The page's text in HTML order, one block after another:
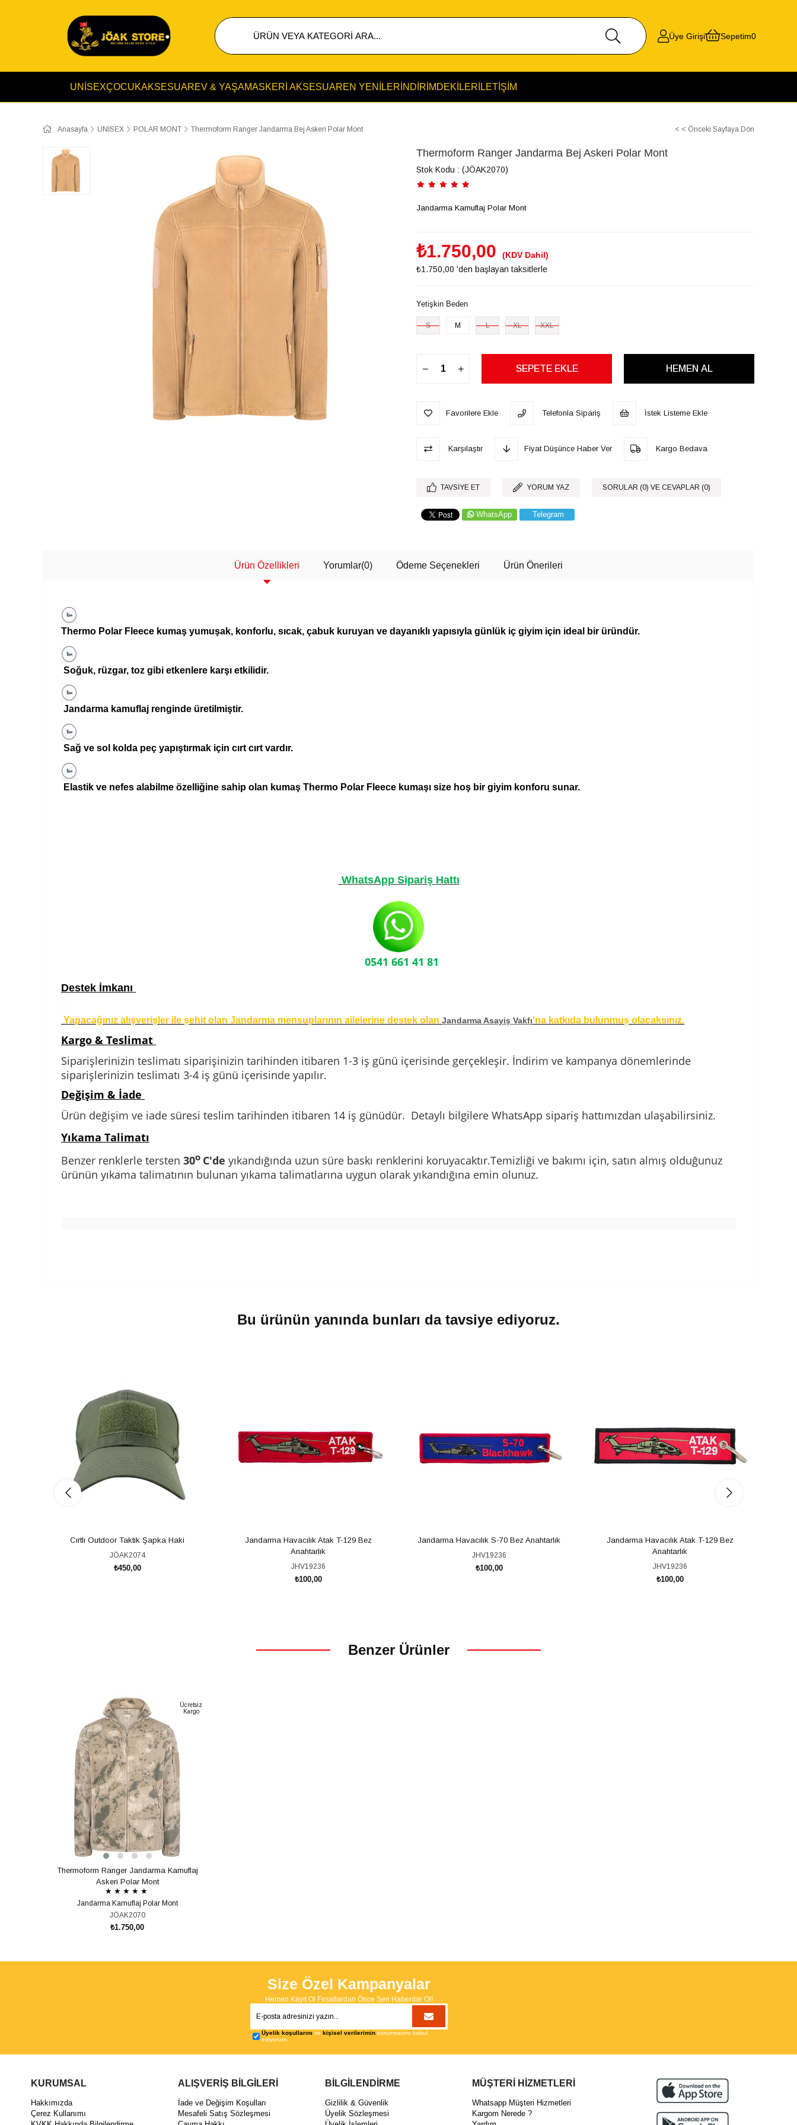
Üye Girişi Sepetim0
UNİSEXÇOCUKAKSESUAREV & YAŞAMASKERİ AKSESUAREN YENİLER İNDİRİMDEKİLER İLETİŞİM
Anasayfa UNİSEX POLAR MONT Thermoform Ranger Jandarma Bej Askeri Polar Mont < < Önceki Sayfaya Dön
Thermoform Ranger Jandarma Bej Askeri Polar Mont
Stok Kodu (JÖAK2070)
Jandarma Kamuflaj Polar Mont
₺1.750,00
(KDV Dahil)
₺1.750,00 'den başlayan taksitlerle
Yetişkin Beden
S M L XL XXL
Favorilere Ekle Telefonla Sipariş İstek Listeme Ekle
Karşılaştır Fiyat Düşünce Haber Ver Kargo Bedava
TAVSIYE ET YORUM YAZ SORULAR (0) VE CEVAPLAR (0)
WhatsApp Telegram
Ürün Özellikleri Yorumlar(0) Ödeme Seçenekleri Ürün Önerileri
Thermo Polar Fleece kumaş yumuşak, konforlu, sıcak, çabuk kuruyan ve dayanıklı yapısıyla günlük iç giyim için ideal bir üründür.
Soğuk, rüzgar, toz gibi etkenlere karşı etkilidir.
Jandarma kamuflaj renginde üretilmiştir.
Sağ ve sol kolda peç yapıştırmak için cırt cırt vardır.
Elastik ve nefes alabilme özelliğine sahip olan kumaş Thermo Polar Fleece kumaşı size hoş bir giyim konforu sunar.
WhatsApp Sipariş Hattı
0541 661 41 81
Destek İmkanı
Yapacağınız alışverişler ile şehit olan Jandarma mensuplarının ailelerine destek olan Jandarma Asayiş Vakfı'na katkıda bulunmuş olacaksınız.
Kargo & Teslimat
Siparişlerinizin teslimatı siparişinizin tarihinden itibaren 1-3 iş günü içerisinde gerçekleşir. İndirim ve kampanya dönemlerinde
siparişlerinizin teslimatı 3-4 iş günü içerisinde yapılır.
Değişim & İade
Ürün değişim ve iade süresi teslim tarihinden itibaren 14 iş günüdür. Detaylı bilgilere WhatsApp sipariş hattımızdan ulaşabilirsiniz.
Yıkama Talimatı
Benzer renklerle tersten 30o C'de yıkandığında uzun süre baskı renklerini koruyacaktır.Temizliği ve bakımı için, satın almış olduğunuz
ürünün yıkama talimatının bulunan yıkama talimatlarına uygun olarak yıkandığına emin olunuz.
Bu ürünün yanında bunları da tavsiye ediyoruz.
Cırtlı Outdoor Taktik Şapka Haki
JÖAK2074
₺450,00
Jandarma Havacılık Atak T-129 Bez
Anahtarlık
JHV19236
₺100,00
Jandarma Havacılık S-70 Bez Anahtarlık
JHV19236
₺100,00
Jandarma Havacılık Atak T-129 Bez
Anahtarlık
JHV19236
₺100,00
Benzer Ürünler
Ücretsiz
Kargo
Thermoform Ranger Jandarma Kamuflaj
Askeri Polar Mont
★ ★ ★ ★ ★
Jandarma Kamuflaj Polar Mont
JÖAK2070
₺1.750,00
Size Özel Kampanyalar
Hemen Kayıt Ol Fırsatlardan Önce Sen Haberdar Ol!
Üyelik koşullarını ve kişisel verilerimin korunmasını kabul
ediyorum.
KURUMSAL
Hakkımızda
Çerez Kullanımı
ALIŞVERİŞ BİLGİLERİ
İade ve Değişim Koşulları
Mesafeli Satış Sözleşmesi
BİLGİLENDİRME
Gizlilik & Güvenlik
Üyelik Sözleşmesi
MÜŞTERİ HİZMETLERİ
Whatsapp Müşteri Hizmetleri
Kargom Nerede ?